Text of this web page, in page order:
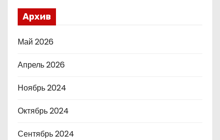
Архив
Май 2026
Апрель 2026
Ноябрь 2024
Октябрь 2024
Сентябрь 2024